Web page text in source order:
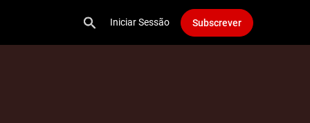
Iniciar Sessão Subscrever